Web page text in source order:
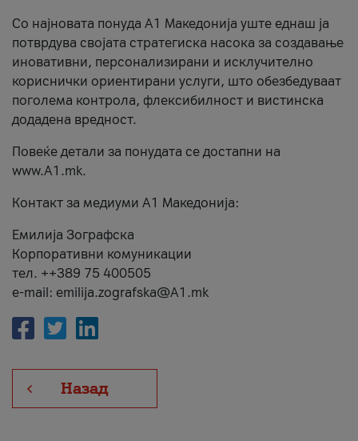
Со најновата понуда А1 Македонија уште еднаш ја
потврдува својата стратегиска насока за создавање
иновативни, персонализирани и исклучително
кориснички ориентирани услуги, што обезбедуваат
поголема контрола, флексибилност и вистинска
додадена вредност.
Повеќе детали за понудата се достапни на
www.А1.mk.
Контакт за медиуми А1 Македонија:
Емилија Зографска
Корпоративни комуникации
тел. ++389 75 400505
e-mail: emilija.zografska@A1.mk
Назад